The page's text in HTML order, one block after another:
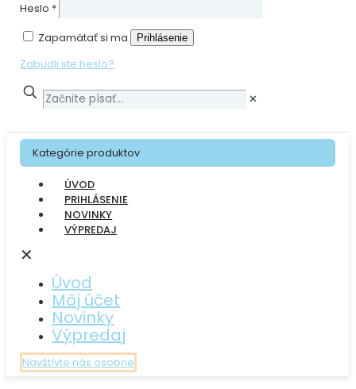
Heslo *
Zapamätať si ma
Prihlásenie
Zabudli ste heslo?
✕
Kategórie produktov
ÚVOD
PRIHLÁSENIE
NOVINKY
VÝPREDAJ
✕
Úvod
Môj účet
Novinky
Výpredaj
Navštívte nás osobne